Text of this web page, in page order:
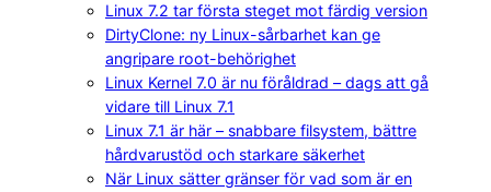
Linux 7.2 tar första steget mot färdig version
DirtyClone: ny Linux-sårbarhet kan ge
angripare root-behörighet
Linux Kernel 7.0 är nu föråldrad – dags att gå
vidare till Linux 7.1
Linux 7.1 är här – snabbare filsystem, bättre
hårdvarustöd och starkare säkerhet
När Linux sätter gränser för vad som är en